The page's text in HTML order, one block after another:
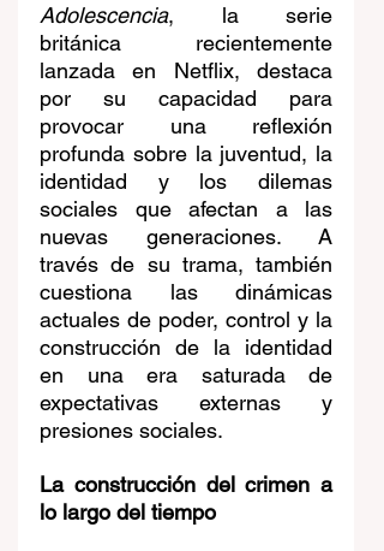
Adolescencia, la serie
británica recientemente
lanzada en Netflix, destaca
por su capacidad para
provocar una reflexión
profunda sobre la juventud, la
identidad y los dilemas
sociales que afectan a las
nuevas generaciones. A
través de su trama, también
cuestiona las dinámicas
actuales de poder, control y la
construcción de la identidad
en una era saturada de
expectativas externas y
presiones sociales.
La construcción del crimen a
lo largo del tiempo